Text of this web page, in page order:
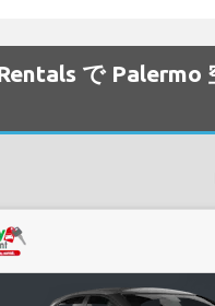
で Palermo